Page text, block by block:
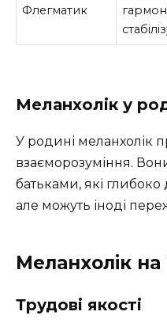
Флегматик
Меланхолік у
У родині меланхолік
взаєморозуміння.
батьками, які глибоко
але можуть іноді
Меланхолік на
Трудові якості